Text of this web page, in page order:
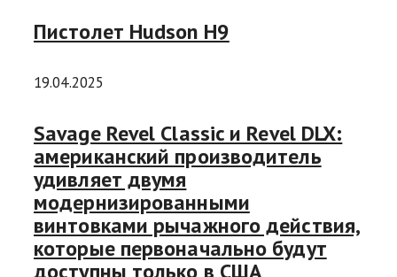
Пистолет Hudson H9
19.04.2025
Savage Revel Classic и Revel DLX:
американский производитель
удивляет двумя
модернизированными
винтовками рычажного действия,
которые первоначально будут
доступны только в США